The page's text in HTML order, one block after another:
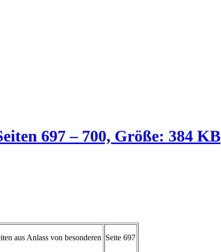
697 – 700, Größe: 384 KB
aus Anlass von besonderen Seite 697